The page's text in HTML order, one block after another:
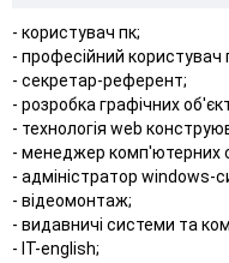
- користувач пк;
- професійний користувач
- секретар-референт;
- розробка графічних
- технологія web
- менеджер комп'ютерних
- адміністратор windows-
- відеомонтаж;
- видавничі системи та
- IT-english;